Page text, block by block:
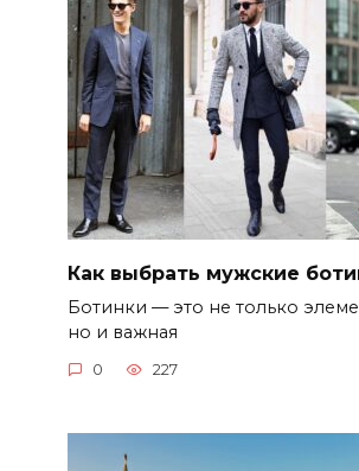
Как выбрать мужские
Ботинки — это не только
но и важная
0 227